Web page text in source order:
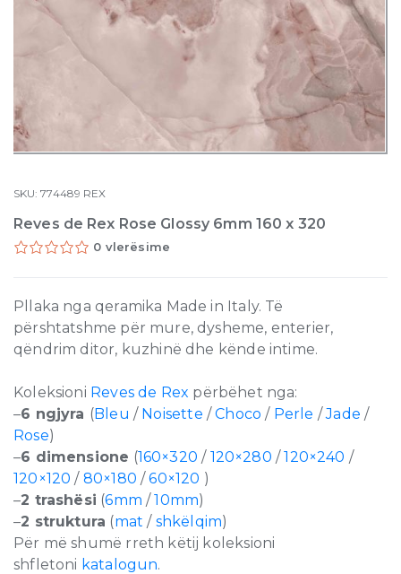
SKU:774489 REX
Reves de Rex Rose Glossy 6mm 160 x 320
0 vlerësime
Pllaka nga qeramika Made in Italy. Të
përshtatshme për mure, dysheme, enterier,
qëndrim ditor, kuzhinë dhe kënde intime.
Koleksioni Reves de Rex përbëhet nga:
–6 ngjyra (Bleu / Noisette /Choco / Perle /Jade /
Rose)
–6 dimensione (160×320 / 120×280 /120×240 /
120×120/ 80×180/60×120 )
–2 trashësi (6mm/10mm)
–2 struktura (mat/ shkëlqim)
Për më shumë rreth këtij koleksioni
shfletoni katalogun.